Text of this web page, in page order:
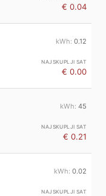
€ 0.04
0.12
€ 0.00
45
€ 0.21
0.02